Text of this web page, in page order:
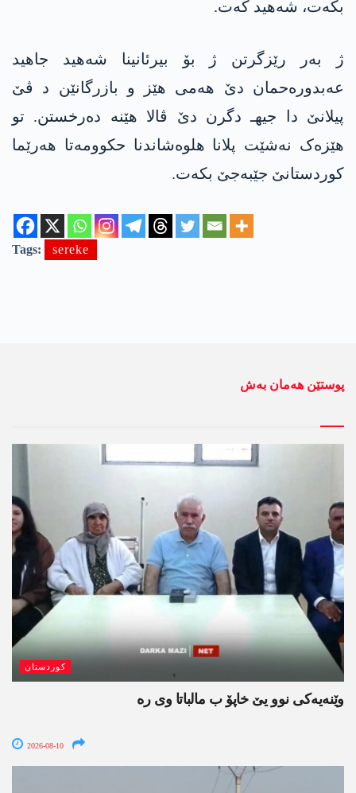
بکەت، شەھید کەت.
ژ بەر رێزگرتن ژ بۆ بیرئانینا شەھید جاھید
عەبدورەحمان دێ ھەمی ھێز و بازرگانێن د ڤێ
پیلانێ دا جیهـ دگرن دێ ڤالا هێنە دەرخستن. تو
ھێزەک نەشێت پلانا ھلوەشاندنا حکوومەتا ھەرێما
کوردستانێ جێبەجێ بکەت.
Tags: sereke
پوستێن ھەمان بەش
کوردستان
وێنه‌یه‌كی نوو یێ خاپۆ ب مالباتا وی ره‌
2026-08-10